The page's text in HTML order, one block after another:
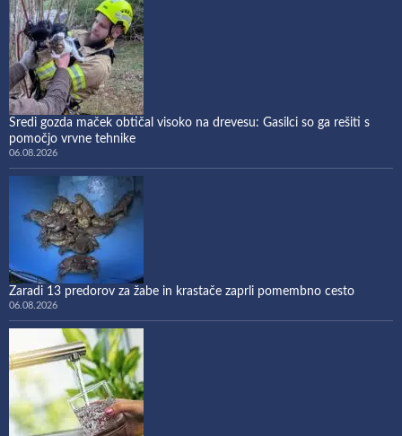
Sredi gozda maček obtičal visoko na drevesu: Gasilci so ga rešiti s
pomočjo vrvne tehnike
06.08.2026
Zaradi 13 predorov za žabe in krastače zaprli pomembno cesto
06.08.2026